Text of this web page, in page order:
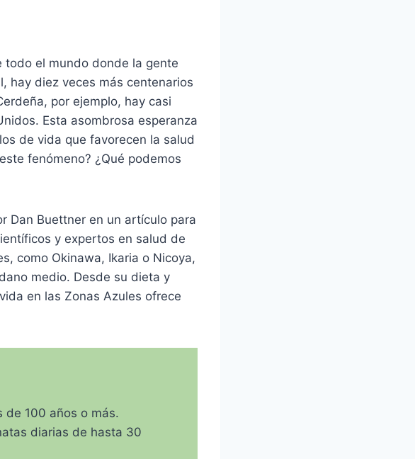
todo el mundo donde la gente
hay diez veces más centenarios
por ejemplo, hay casi
Esta asombrosa esperanza
de vida que favorecen la salud
fenómeno? ¿Qué podemos
Dan Buettner en un artículo para
y expertos en salud de
como Okinawa, Ikaria o Nicoya,
medio. Desde su dieta y
en las Zonas Azules ofrece
de 100 años o más.
diarias de hasta 30